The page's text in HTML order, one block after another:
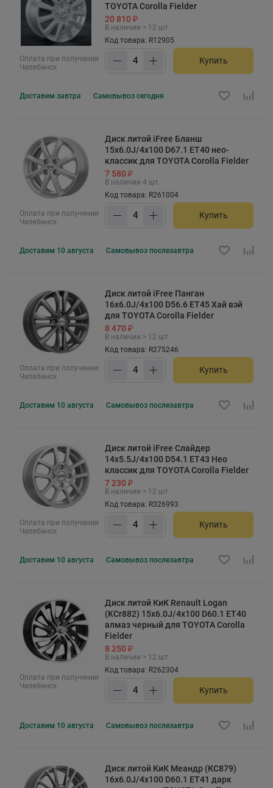
Оплата при получении
Челябинск
TOYOTA Corolla Fielder
20 810 ₽
В наличии > 12 шт.
Код товара: R12905
Купить
Доставим завтра Самовывоз сегодня
Оплата при получении
Челябинск
Диск литой iFree Бланш
15x6.0J/4x100 D67.1 ET40 нео-
классик для TOYOTA Corolla Fielder
7 580 ₽
В наличии 4 шт.
Код товара: R261004
Купить
Доставим 10 августа Самовывоз послезавтра
Оплата при получении
Челябинск
Диск литой iFree Панган
16x6.0J/4x100 D56.6 ET45 Хай вэй
для TOYOTA Corolla Fielder
8 470 ₽
В наличии > 12 шт.
Код товара: R275246
Купить
Доставим 10 августа Самовывоз послезавтра
Оплата при получении
Челябинск
Диск литой iFree Слайдер
14x5.5J/4x100 D54.1 ET43 Нео
классик для TOYOTA Corolla Fielder
7 230 ₽
В наличии > 12 шт.
Код товара: R326993
Купить
Доставим 10 августа Самовывоз послезавтра
Оплата при получении
Челябинск
Диск литой КиК Renault Logan
(KCr882) 15x6.0J/4x100 D60.1 ET40
алмаз черный для TOYOTA Corolla
Fielder
8 250 ₽
В наличии > 12 шт.
Код товара: R262304
Купить
Доставим 10 августа Самовывоз послезавтра
Диск литой КиК Меандр (КС879)
16x6.0J/4x100 D60.1 ET41 дарк